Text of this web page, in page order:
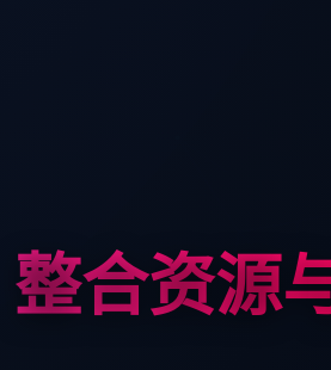
合资源